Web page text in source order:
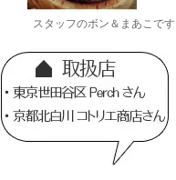
スタッフのボン＆まあこです